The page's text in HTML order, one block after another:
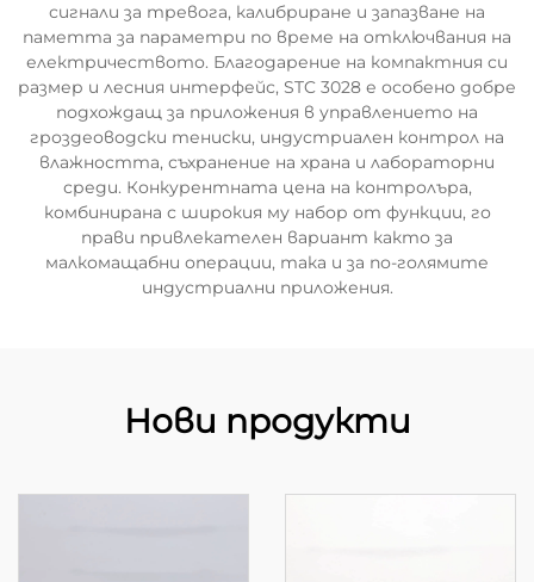
сигнали за тревога, калибриране и запазване на
паметта за параметри по време на отключвания на
електричеството. Благодарение на компактния си
размер и лесния интерфейс, STC 3028 е особено добре
подхождащ за приложения в управлението на
гроздеоводски тениски, индустриален контрол на
влажността, съхранение на храна и лабораторни
среди. Конкурентната цена на контролъра,
комбинирана с широкия му набор от функции, го
прави привлекателен вариант както за
малкомащабни операции, така и за по-голямите
индустриални приложения.
Нови продукти